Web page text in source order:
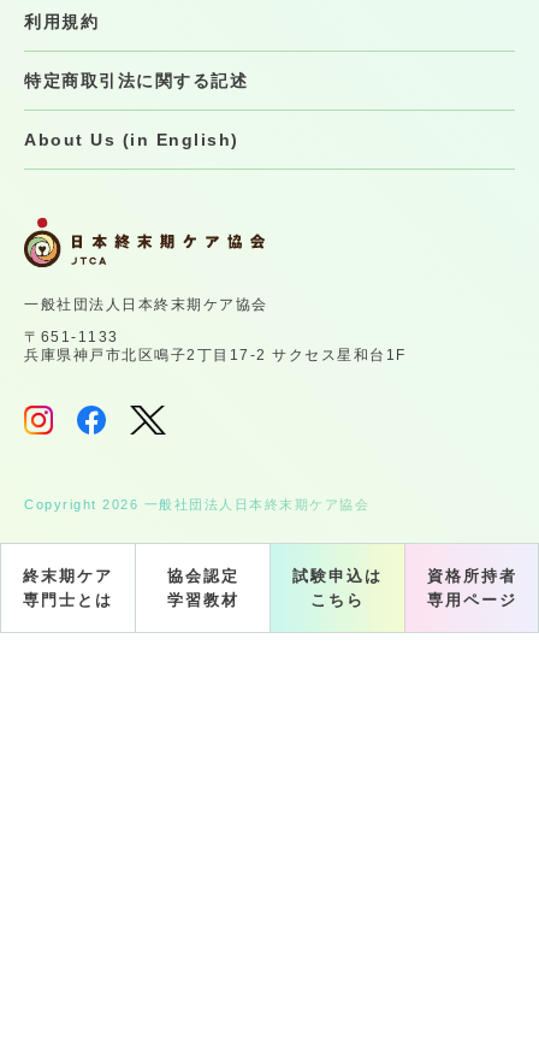
終末期ケア
専門士とは
協会認定
学習教材
試験申込は
こちら
資格所持者
専用ページ
一般社団法人日本終末期ケア協会
〒651-1133
兵庫県神戸市北区鳴子2丁目17-2 サクセス星和台1F
Copyright 2026 一般社団法人日本終末期ケア協会
利用規約
特定商取引法に関する記述
About Us (in English)